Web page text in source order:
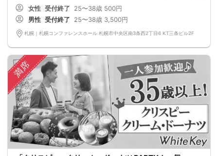
・クリスピークリームドーナツ
・ウーロン茶、緑茶、コーヒー
■MATCHING SHUTTER
- マッチングシャッター -男女の間には大振りなカーテンカウントダウンが始ま
る…パーティー開始とともについに開く…あなたの前に現れるのは誰！？
やカーテンで仕切られた壁空間は男女別、誰にも見られないプライベート感が半
端ない！
■WhiteKey AI Matching
ホワイトキーが生んだ未来のマッチングプログラム・カップルになる確率％を事
前に知らせる相性診断機能・話すべき相手は「AI」が決めてくれる
参加条件：友達を増やしたい方・出逢いを探されている方
女性 受付終了 25〜38歳 500円
男性 受付終了 25〜38歳 3,500円
札幌｜札幌コンファレンスホール 札幌市中央区南3条西2丁目6 KT三条ビル2F
満席